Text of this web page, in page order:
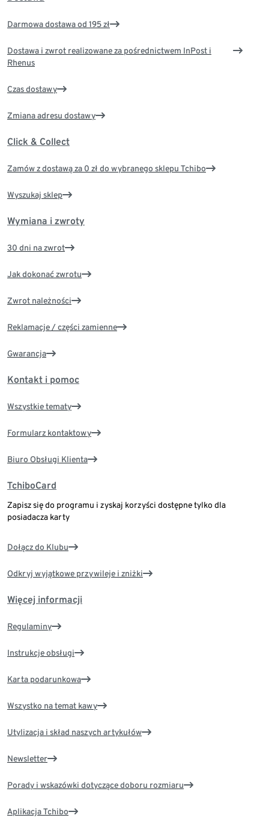
Darmowa dostawa od 195 zł
Dostawa i zwrot realizowane za pośrednictwem InPost i
Rhenus
Czas dostawy
Zmiana adresu dostawy
Click & Collect
Zamów z dostawą za 0 zł do wybranego sklepu Tchibo
Wyszukaj sklep
Wymiana i zwroty
30 dni na zwrot
Jak dokonać zwrotu
Zwrot należności
Reklamacje / części zamienne
Gwarancja
Kontakt i pomoc
Wszystkie tematy
Formularz kontaktowy
Biuro Obsługi Klienta
TchiboCard
Zapisz się do programu i zyskaj korzyści dostępne tylko dla
posiadacza karty
Dołącz do Klubu
Odkryj wyjątkowe przywileje i zniżki
Więcej informacji
Regulaminy
Instrukcje obsługi
Karta podarunkowa
Wszystko na temat kawy
Utylizacja i skład naszych artykułów
Newsletter
Porady i wskazówki dotyczące doboru rozmiaru
Aplikacja Tchibo